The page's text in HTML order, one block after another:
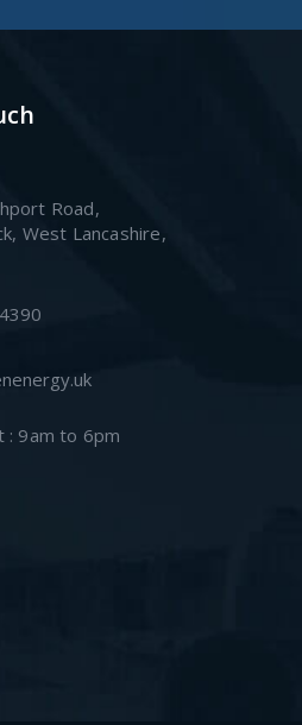
Road,
West Lancashire,
: 9am to 6pm